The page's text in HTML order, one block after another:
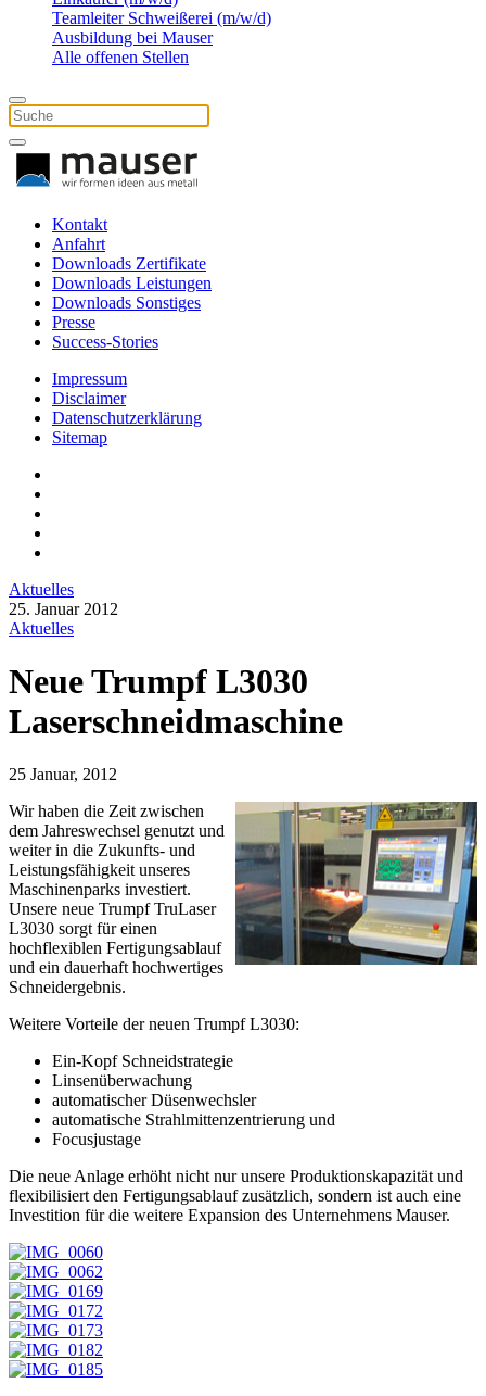
Teamleiter Schweißerei (m/w/d)
Ausbildung bei Mauser
Alle offenen Stellen
Kontakt
Anfahrt
Downloads Zertifikate
Downloads Leistungen
Downloads Sonstiges
Presse
Success-Stories
Impressum
Disclaimer
Datenschutzerklärung
Sitemap
Aktuelles
25. Januar 2012
Aktuelles
Neue Trumpf L3030
Laserschneidmaschine
25 Januar, 2012
Wir haben die Zeit zwischen
dem Jahreswechsel genutzt und
weiter in die Zukunfts- und
Leistungsfähigkeit unseres
Maschinenparks investiert.
Unsere neue Trumpf TruLaser
L3030 sorgt für einen
hochflexiblen Fertigungsablauf
und ein dauerhaft hochwertiges
Schneidergebnis.
Weitere Vorteile der neuen Trumpf L3030:
Ein-Kopf Schneidstrategie
Linsenüberwachung
automatischer Düsenwechsler
automatische Strahlmittenzentrierung und
Focusjustage
Die neue Anlage erhöht nicht nur unsere Produktionskapazität und
flexibilisiert den Fertigungsablauf zusätzlich, sondern ist auch eine
Investition für die weitere Expansion des Unternehmens Mauser.